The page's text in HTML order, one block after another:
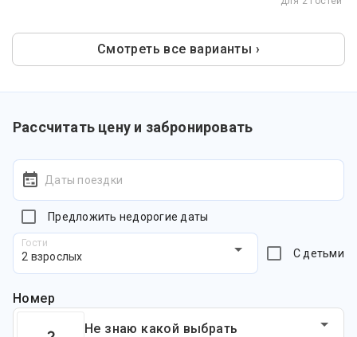
Смотреть все варианты ›
Рассчитать цену и забронировать
Даты поездки
Предложить недорогие даты
Гости
2 взрослых С детьми
Номер
Не знаю какой выбрать